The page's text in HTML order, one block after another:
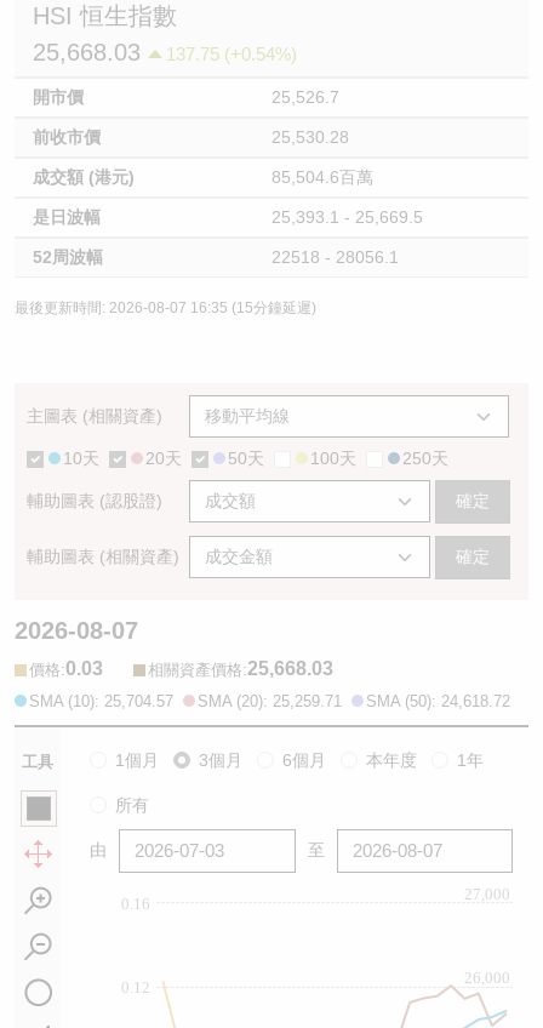
HSI 恒生指數
25,668.03
137.75 (+0.54%)
開市價 25,526.7
前收市價 25,530.28
成交額 (港元) 85,504.6百萬
是日波幅 25,393.1 - 25,669.5
52周波幅 22518 - 28056.1
最後更新時間: 2026-08-07 16:35 (15分鐘延遲)
主圖表 (相關資產)
10天 20天 50天 100天 250天
輔助圖表 (認股證) 確定
輔助圖表 (相關資產) 確定
2026-08-07
價格:0.03 相關資產價格:25,668.03
SMA (10): 25,704.57 SMA (20): 25,259.71 SMA (50): 24,618.72
工具 1個月 3個月 6個月 本年度 1年
所有
由 至
0.12
0.16
26,000
27,000